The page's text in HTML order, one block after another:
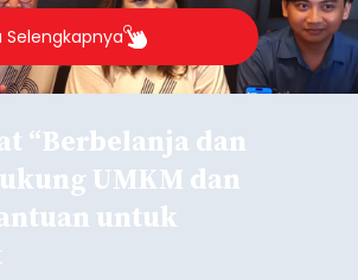
Selengkapnya
“Berbelanja dan
UMKM dan
untuk